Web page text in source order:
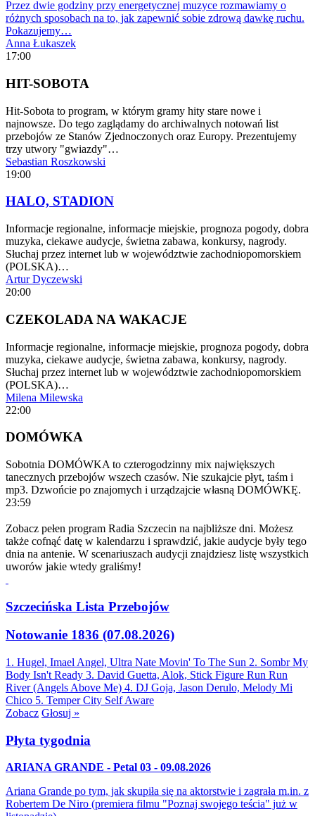
Przez dwie godziny przy energetycznej muzyce rozmawiamy o
różnych sposobach na to, jak zapewnić sobie zdrową dawkę ruchu.
Pokazujemy…
Anna Łukaszek
17:00
HIT-SOBOTA
Hit-Sobota to program, w którym gramy hity stare nowe i
najnowsze. Do tego zaglądamy do archiwalnych notowań list
przebojów ze Stanów Zjednoczonych oraz Europy. Prezentujemy
trzy utwory "gwiazdy"…
Sebastian Roszkowski
19:00
HALO, STADION
Informacje regionalne, informacje miejskie, prognoza pogody, dobra
muzyka, ciekawe audycje, świetna zabawa, konkursy, nagrody.
Słuchaj przez internet lub w województwie zachodniopomorskiem
(POLSKA)…
Artur Dyczewski
20:00
CZEKOLADA NA WAKACJE
Informacje regionalne, informacje miejskie, prognoza pogody, dobra
muzyka, ciekawe audycje, świetna zabawa, konkursy, nagrody.
Słuchaj przez internet lub w województwie zachodniopomorskiem
(POLSKA)…
Milena Milewska
22:00
DOMÓWKA
Sobotnia DOMÓWKA to czterogodzinny mix największych
tanecznych przebojów wszech czasów. Nie szukajcie płyt, taśm i
mp3. Dzwońcie po znajomych i urządzajcie własną DOMÓWKĘ.
23:59
Zobacz pełen program Radia Szczecin na najbliższe dni. Możesz
także cofnąć datę w kalendarzu i sprawdzić, jakie audycje były tego
dnia na antenie. W scenariuszach audycji znajdziesz listę wszystkich
uworów jakie wtedy graliśmy!
Szczecińska Lista Przebojów
Notowanie 1836 (07.08.2026)
1. Hugel, Imael Angel, Ultra Nate Movin' To The Sun 2. Sombr My
Body Isn't Ready 3. David Guetta, Alok, Stick Figure Run Run
River (Angels Above Me) 4. DJ Goja, Jason Derulo, Melody Mi
Chico 5. Temper City Self Aware
Zobacz Głosuj »
Płyta tygodnia
ARIANA GRANDE - Petal 03 - 09.08.2026
Ariana Grande po tym, jak skupiła się na aktorstwie i zagrała m.in. z
Robertem De Niro (premiera filmu "Poznaj swojego teścia" już w